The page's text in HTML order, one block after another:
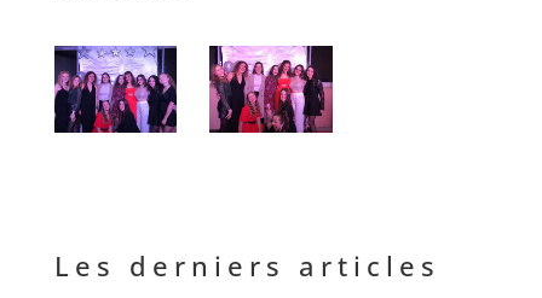
Les derniers articles